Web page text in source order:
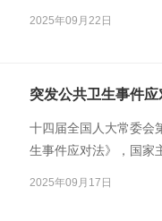
2025年09月22日
突发公共卫生事件
十四届全国人大常委会
生事件应对法》，国家
2025年09月17日